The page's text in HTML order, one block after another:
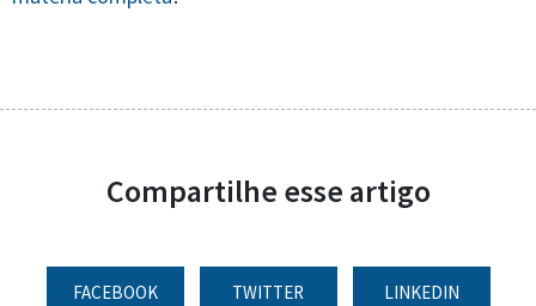
Compartilhe esse artigo
FACEBOOK TWITTER LINKEDIN